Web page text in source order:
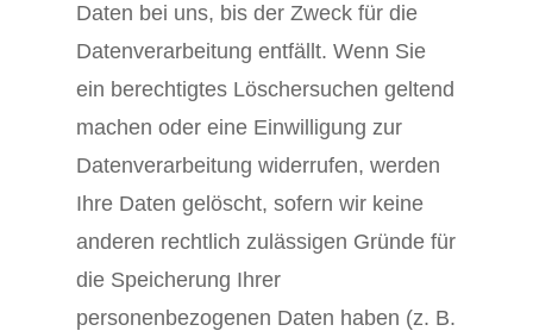
Daten bei uns, bis der Zweck für die
Datenverarbeitung entfällt. Wenn Sie
ein berechtigtes Löschersuchen geltend
machen oder eine Einwilligung zur
Datenverarbeitung widerrufen, werden
Ihre Daten gelöscht, sofern wir keine
anderen rechtlich zulässigen Gründe für
die Speicherung Ihrer
personenbezogenen Daten haben (z. B.